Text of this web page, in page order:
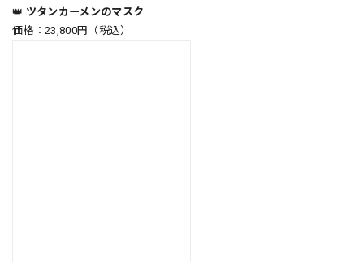
👑 ツタンカーメンのマスク
価格：23,800円（税込）